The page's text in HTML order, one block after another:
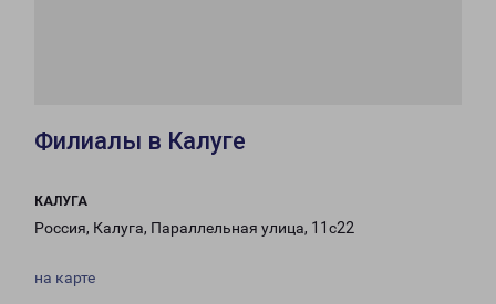
Филиалы в Калуге
КАЛУГА
Россия, Калуга, Параллельная улица, 11с22
на карте